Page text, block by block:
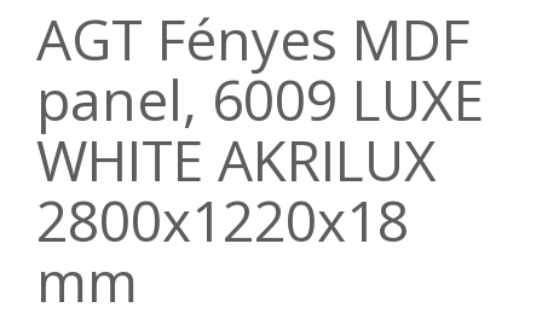
AGT Fényes MDF
panel, 6009 LUXE
WHITE AKRILUX
2800x1220x18
mm